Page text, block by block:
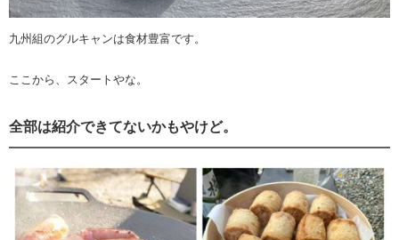
九州組のグルキャンは食材豊富です。
ここから、スタートやな。
全部は紹介できてないかもやけど。